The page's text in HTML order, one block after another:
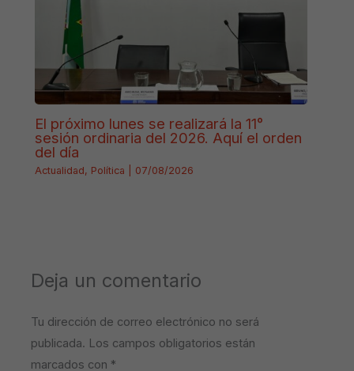
El próximo lunes se realizará la 11°
sesión ordinaria del 2026. Aquí el orden
del día
Actualidad, Política 07/08/2026
Deja un comentario
Tu dirección de correo electrónico no será
publicada. Los campos obligatorios están
marcados con *